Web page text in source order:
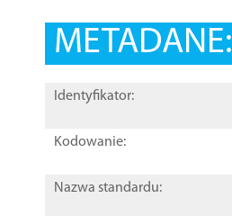
METADANE:
Identyfikator:
Kodowanie:
Nazwa standardu: